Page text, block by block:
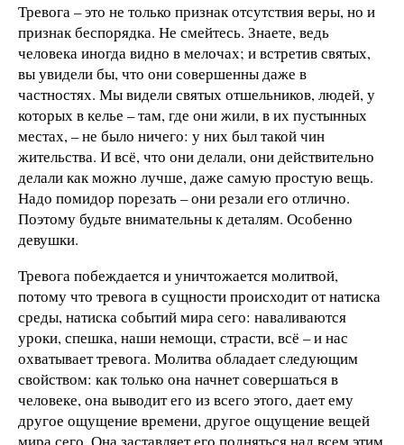
Тревога – это не только признак отсутствия веры, но и
признак беспорядка. Не смейтесь. Знаете, ведь
человека иногда видно в мелочах; и встретив святых,
вы увидели бы, что они совершенны даже в
частностях. Мы видели святых отшельников, людей, у
которых в келье – там, где они жили, в их пустынных
местах, – не было ничего: у них был такой чин
жительства. И всё, что они делали, они действительно
делали как можно лучше, даже самую простую вещь.
Надо помидор порезать – они резали его отлично.
Поэтому будьте внимательны к деталям. Особенно
девушки.
Тревога побеждается и уничтожается молитвой,
потому что тревога в сущности происходит от натиска
среды, натиска событий мира сего: наваливаются
уроки, спешка, наши немощи, страсти, всё – и нас
охватывает тревога. Молитва обладает следующим
свойством: как только она начнет совершаться в
человеке, она выводит его из всего этого, дает ему
другое ощущение времени, другое ощущение вещей